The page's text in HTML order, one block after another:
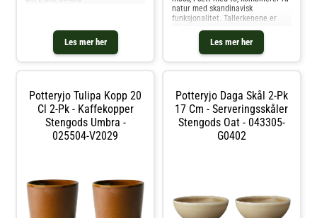
Les mer her Les mer her
natur med skandinavisk
funksjonalitet. Tallerkenene er
håndlaget i Portugal i stengods
med mykt relieff, og har en
beroligende grønnfarge som
minner om skogbunnen. Designet
Potteryjo Tulipa Kopp 20
Cl 2-Pk - Kaffekopper
Stengods Umbra -
025504-V2029
Potteryjo Daga Skål 2-Pk
17 Cm - Serveringsskåler
Stengods Oat - 043305-
G0402